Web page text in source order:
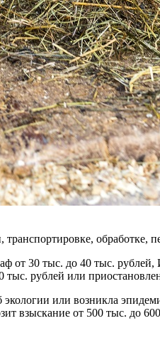
обработке,
30 тыс. до 40 тыс. рублей,
рублей или
или возникла
взыскание от 500 тыс. до